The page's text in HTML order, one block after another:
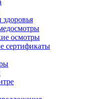
осмотры
сертификаты